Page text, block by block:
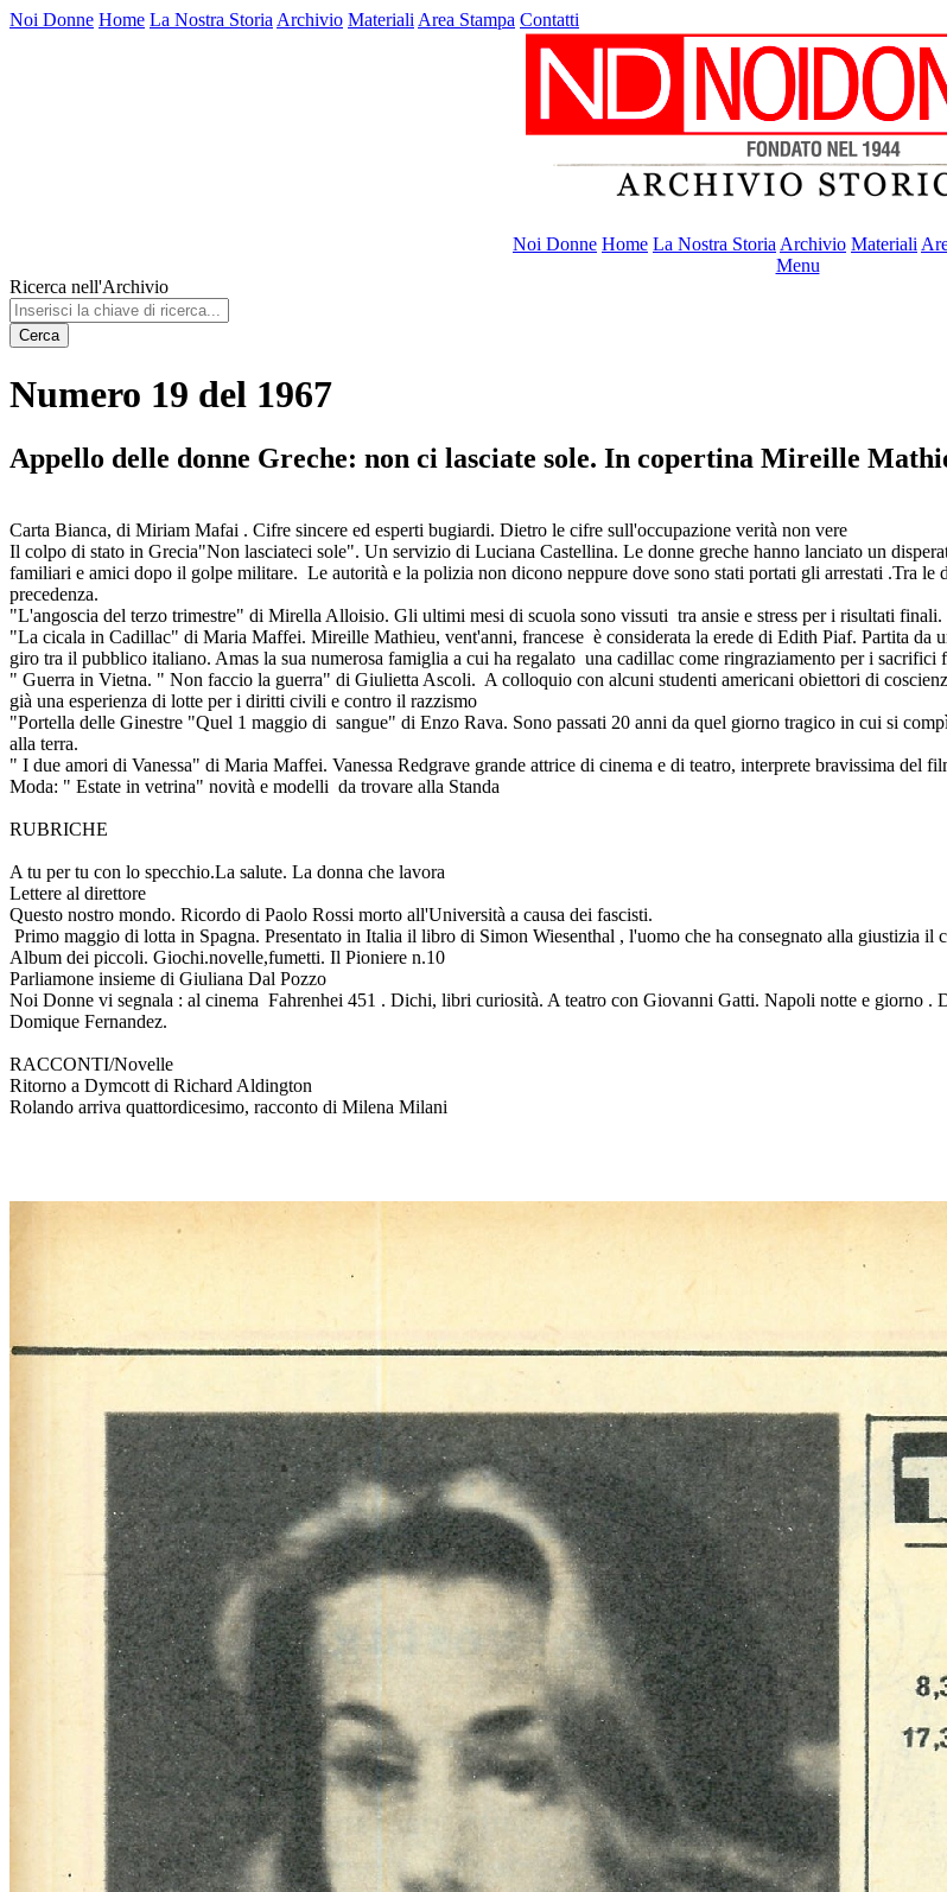
Noi Donne Home La Nostra Storia Archivio Materiali Area Stampa Contatti
Noi Donne Home La Nostra Storia Archivio Materiali
Menu
Ricerca nell'Archivio
Cerca
Numero 19 del 1967
Appello delle donne Greche: non ci lasciate sole. In copertina Mireille
Carta Bianca, di Miriam Mafai . Cifre sincere ed esperti bugiardi. Dietro le cifre sull'occupazione verità non vere
Il colpo di stato in Grecia"Non lasciateci sole". Un servizio di Luciana Castellina. Le donne greche hanno lanciato un
familiari e amici dopo il golpe militare. Le autorità e la polizia non dicono neppure dove sono stati portati gli arrestati .Tra le
precedenza.
"L'angoscia del terzo trimestre" di Mirella Alloisio. Gli ultimi mesi di scuola sono vissuti tra ansie e stress per i risultati
"La cicala in Cadillac" di Maria Maffei. Mireille Mathieu, vent'anni, francese è considerata la erede di Edith Piaf. Partita da
giro tra il pubblico italiano. Amas la sua numerosa famiglia a cui ha regalato una cadillac come ringraziamento per i sacrifici
" Guerra in Vietna. " Non faccio la guerra" di Giulietta Ascoli. A colloquio con alcuni studenti americani obiettori di
già una esperienza di lotte per i diritti civili e contro il razzismo
"Portella delle Ginestre "Quel 1 maggio di sangue" di Enzo Rava. Sono passati 20 anni da quel giorno tragico in cui si
alla terra.
" I due amori di Vanessa" di Maria Maffei. Vanessa Redgrave grande attrice di cinema e di teatro, interprete bravissima
Moda: " Estate in vetrina" novità e modelli da trovare alla Standa
RUBRICHE
A tu per tu con lo specchio.La salute. La donna che lavora
Lettere al direttore
Questo nostro mondo. Ricordo di Paolo Rossi morto all'Università a causa dei fascisti.
Primo maggio di lotta in Spagna. Presentato in Italia il libro di Simon Wiesenthal , l'uomo che ha consegnato alla giustizia il
Album dei piccoli. Giochi.novelle,fumetti. Il Pioniere n.10
Parliamone insieme di Giuliana Dal Pozzo
Noi Donne vi segnala : al cinema Fahrenhei 451 . Dichi, libri curiosità. A teatro con Giovanni Gatti. Napoli notte e giorno
Domique Fernandez.
RACCONTI/Novelle
Ritorno a Dymcott di Richard Aldington
Rolando arriva quattordicesimo, racconto di Milena Milani